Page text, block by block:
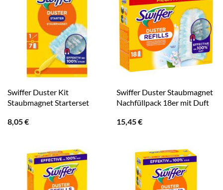
Swiffer Duster Kit
Staubmagnet Starterset
8,05€
Swiffer Duster Staubmagnet
Nachfüllpack 18er mit Duft
15,45€